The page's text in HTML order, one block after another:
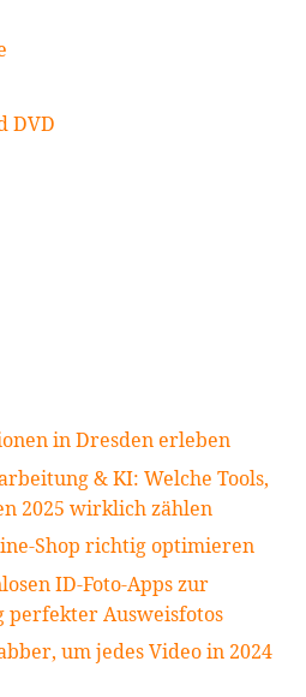
DVD
in Dresden erleben
& KI: Welche Tools,
2025 wirklich zählen
Shop richtig optimieren
ID-Foto-Apps zur
perfekter Ausweisfotos
um jedes Video in 2024